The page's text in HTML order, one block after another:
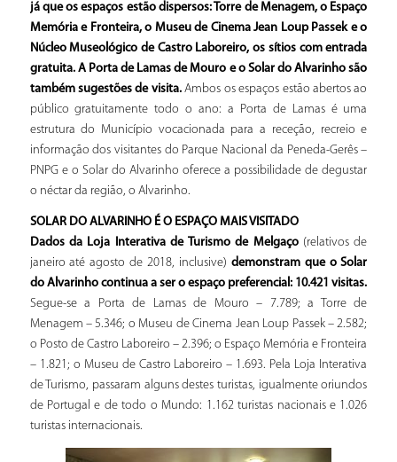
já que os espaços estão dispersos: Torre de Menagem, o Espaço
Memória e Fronteira, o Museu de Cinema Jean Loup Passek e o
Núcleo Museológico de Castro Laboreiro, os sítios com entrada
gratuita. A Porta de Lamas de Mouro e o Solar do Alvarinho são
também sugestões de visita.Ambos os espaços estão abertos ao
público gratuitamente todo o ano: a Porta de Lamas é uma
estrutura do Município vocacionada para a receção, recreio e
informação dos visitantes do Parque Nacional da Peneda-Gerês –
PNPG e o Solar do Alvarinho oferece a possibilidade de degustar
o néctar da região, o Alvarinho.
SOLAR DO ALVARINHO É O ESPAÇO MAIS VISITADO
Dados da Loja Interativa de Turismo de Melgaço (relativos de
janeiro até agosto de 2018, inclusive) demonstram que o Solar
do Alvarinho continua a ser o espaço preferencial: 10.421 visitas.
Segue-se a Porta de Lamas de Mouro – 7.789; a Torre de
Menagem – 5.346; o Museu de Cinema Jean Loup Passek – 2.582;
o Posto de Castro Laboreiro – 2.396; o Espaço Memória e Fronteira
– 1.821; o Museu de Castro Laboreiro – 1.693. Pela Loja Interativa
de Turismo, passaram alguns destes turistas, igualmente oriundos
de Portugal e de todo o Mundo: 1.162 turistas nacionais e 1.026
turistas internacionais.